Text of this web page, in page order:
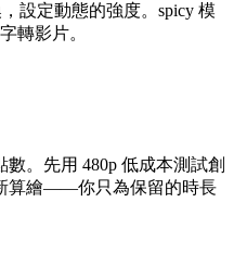
設定動態的強度。spicy 模
轉影片。
數。先用 480p 低成本測試創
算繪——你只為保留的時長